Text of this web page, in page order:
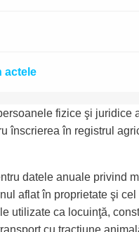
actele
fizice şi juridice
înscrierea în registrul
datele anuale privind
aflat în proprietate şi cel
utilizate ca locuinţă,
cu tracţiune